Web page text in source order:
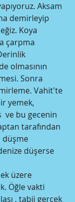
Aksam
demirleyip
Koya
çarpma
olmasının
Sonra
Vahit'te
yemek,
ve bu gecenin
tarafından
düşme
düşerse
üzere
Öğle vakti
, tabii gercek